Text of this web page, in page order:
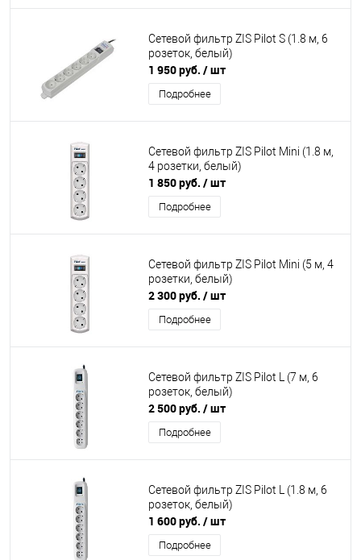
Сетевой фильтр ZIS Pilot S (1.8 м, 6
розеток, белый)
1 950 руб. / шт
Подробнее
Сетевой фильтр ZIS Pilot Mini (1.8 м,
4 розетки, белый)
1 850 руб. / шт
Подробнее
Сетевой фильтр ZIS Pilot Mini (5 м, 4
розетки, белый)
2 300 руб. / шт
Подробнее
Сетевой фильтр ZIS Pilot L (7 м, 6
розеток, белый)
2 500 руб. / шт
Подробнее
Сетевой фильтр ZIS Pilot L (1.8 м, 6
розеток, белый)
1 600 руб. / шт
Подробнее